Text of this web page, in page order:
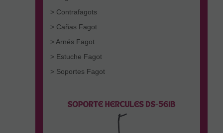
> Contrafagots
> Cañas Fagot
> Arnés Fagot
> Estuche Fagot
> Soportes Fagot